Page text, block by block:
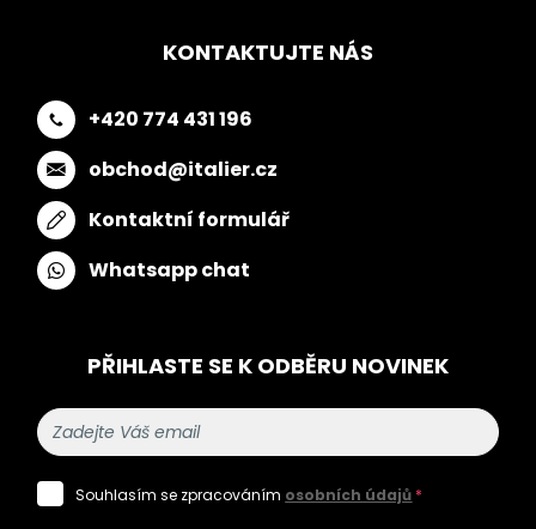
KONTAKTUJTE NÁS
+420 774 431 196
obchod@italier.cz
Kontaktní formulář
Whatsapp chat
PŘIHLASTE SE K ODBĚRU NOVINEK
Souhlasím se zpracováním osobních údajů *